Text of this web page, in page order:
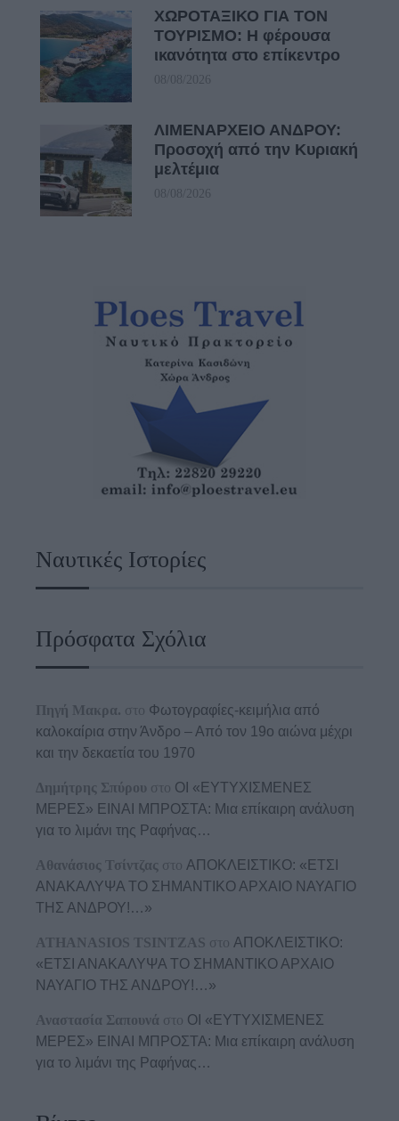
ΧΩΡΟΤΑΞΙΚΟ ΓΙΑ ΤΟΝ
ΤΟΥΡΙΣΜΟ: Η φέρουσα
ικανότητα στο επίκεντρο
08/08/2026
ΛΙΜΕΝΑΡΧΕΙΟ ΑΝΔΡΟΥ:
Προσοχή από την Κυριακή
μελτέμια
08/08/2026
Ναυτικές Ιστορίες
Πρόσφατα Σχόλια
Πηγή Μακρα. στο Φωτογραφίες-κειμήλια από
καλοκαίρια στην Άνδρο – Από τον 19ο αιώνα μέχρι
και την δεκαετία του 1970
Δημήτρης Σπύρου στο ΟΙ «ΕΥΤΥΧΙΣΜΕΝΕΣ
ΜΕΡΕΣ» ΕΙΝΑΙ ΜΠΡΟΣΤΑ: Μια επίκαιρη ανάλυση
για το λιμάνι της Ραφήνας…
Αθανάσιος Τσίντζας στο ΑΠΟΚΛΕΙΣΤΙΚΟ: «ΕΤΣΙ
ΑΝΑΚΑΛΥΨΑ ΤΟ ΣΗΜΑΝΤΙΚΟ ΑΡΧΑΙΟ ΝΑΥΑΓΙΟ
ΤΗΣ ΑΝΔΡΟΥ!…»
ATHANASIOS TSINTZAS στο ΑΠΟΚΛΕΙΣΤΙΚΟ:
«ΕΤΣΙ ΑΝΑΚΑΛΥΨΑ ΤΟ ΣΗΜΑΝΤΙΚΟ ΑΡΧΑΙΟ
ΝΑΥΑΓΙΟ ΤΗΣ ΑΝΔΡΟΥ!…»
Αναστασία Σαπουνά στο ΟΙ «ΕΥΤΥΧΙΣΜΕΝΕΣ
ΜΕΡΕΣ» ΕΙΝΑΙ ΜΠΡΟΣΤΑ: Μια επίκαιρη ανάλυση
για το λιμάνι της Ραφήνας…